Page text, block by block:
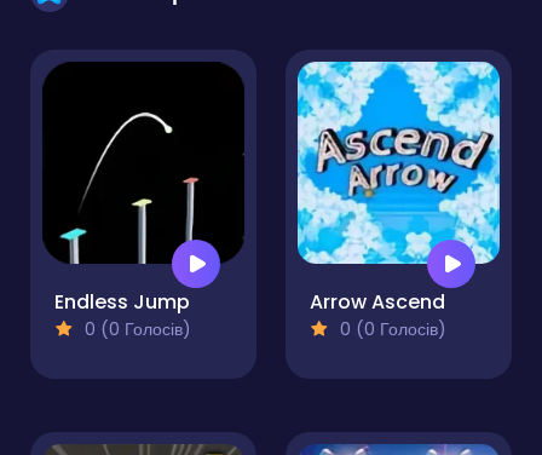
Endless Jump
0 (0 Голосів)
Arrow Ascend
0 (0 Голосів)